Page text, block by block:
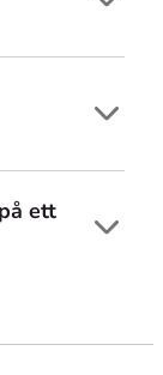
ett